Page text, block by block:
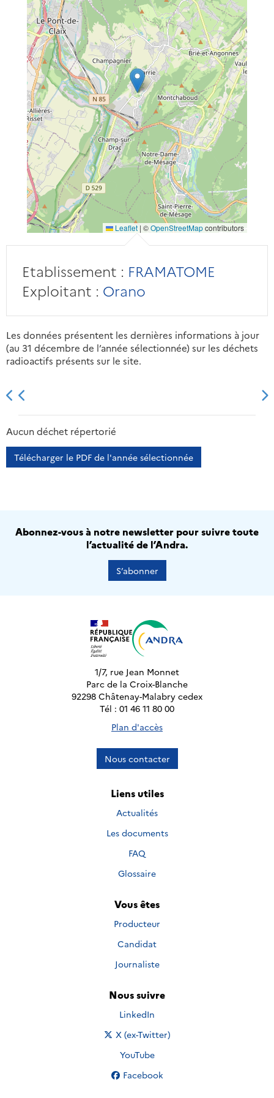
Leaflet | ©OpenStreetMapcontributors
Etablissement : FRAMATOME
Exploitant : Orano
Les données présentent les dernières informations à jour
(au 31 décembre de l’année sélectionnée) sur les déchets
radioactifs présents sur le site.
2013 2014
Aucun déchet répertorié
Télécharger le PDF de l'année sélectionnée
Abonnez-vous à notre newsletter pour suivre toute
l’actualité de l’Andra.
S’abonner
1/7, rue Jean Monnet
Parc de la Croix-Blanche
92298 Châtenay-Malabry cedex
Tél : 01 46 11 80 00
Plan d'accès
Nous contacter
Liens utiles
Actualités
Les documents
FAQ
Glossaire
Vous êtes
Producteur
Candidat
Journaliste
Nous suivre
Nous suivre sur
LinkedIn
Nous suivre sur
X (ex-Twitter)
Nous suivre sur
YouTube
Nous suivre sur
Facebook